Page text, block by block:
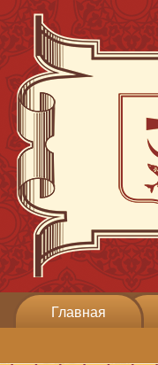
Главная